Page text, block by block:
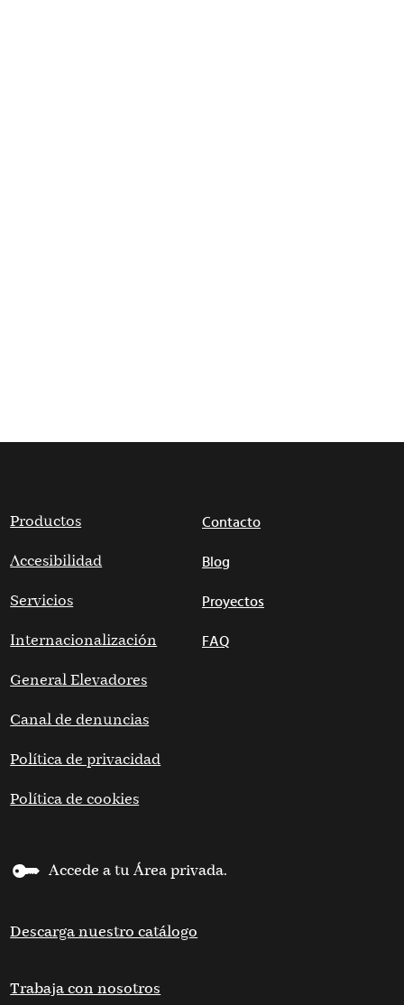
Productos
Accesibilidad
Servicios
Internacionalización
General Elevadores
Canal de denuncias
Política de privacidad
Política de cookies
Contacto
Blog
Proyectos
FAQ
Accede a tu Área privada.
Descarga nuestro catálogo
Trabaja con nosotros